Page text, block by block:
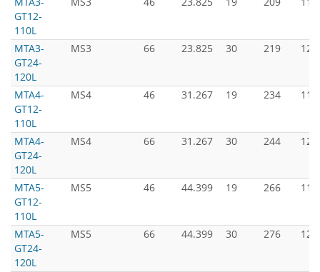
GT12-
110L
MTA3-
GT24-
120L
MS3 66 23.825 30 219 120
MTA4-
GT12-
110L
MS4 46 31.267 19 234 110
MTA4-
GT24-
120L
MS4 66 31.267 30 244 120
MTA5-
GT12-
110L
MS5 46 44.399 19 266 110
MTA5-
GT24-
120L
MS5 66 44.399 30 276 120